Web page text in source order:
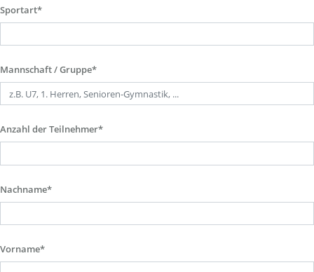
Sportart*
Mannschaft / Gruppe*
Anzahl der Teilnehmer*
Nachname*
Vorname*